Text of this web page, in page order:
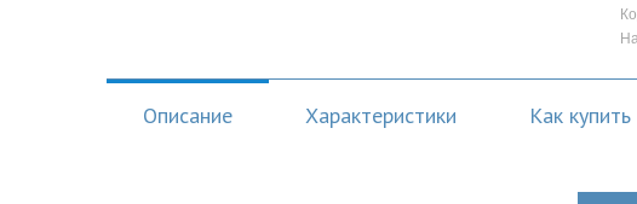
Описание Характеристики Как купить